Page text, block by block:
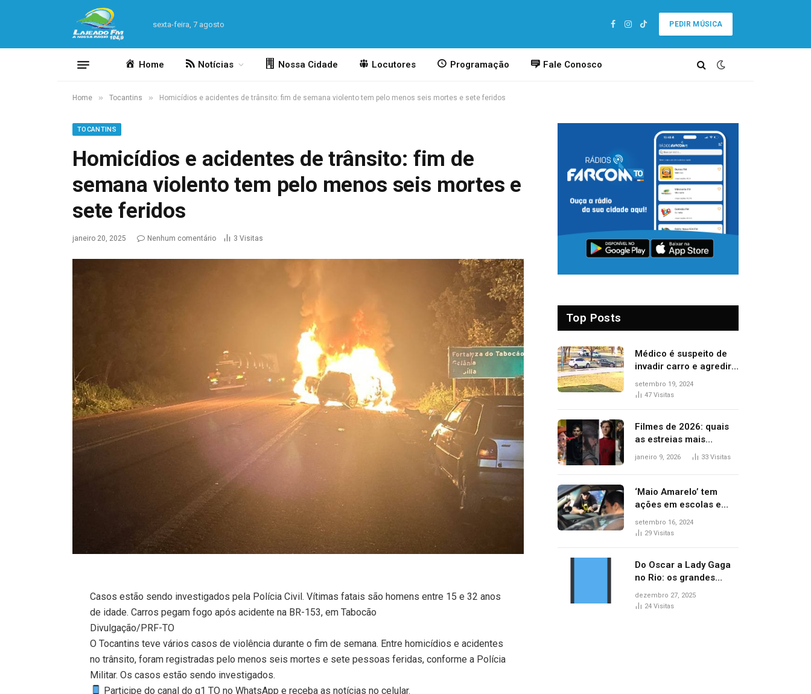
sexta-feira, 7 agosto
Facebook
Instagram
TikTok
PEDIR MÚSICA
Home Notícias Nossa Cidade Locutores Programação Fale Conosco
Home » Tocantins » Homicídios e acidentes de trânsito: fim de semana violento tem pelo menos seis mortes e sete feridos
TOCANTINS
Homicídios e acidentes de trânsito: fim de
semana violento tem pelo menos seis mortes e
sete feridos
janeiro 20, 2025 Nenhum comentário 3 Visitas
Casos estão sendo investigados pela Polícia Civil. Vítimas fatais são homens entre 15 e 32 anos
de idade. Carros pegam fogo após acidente na BR-153, em Tabocão
Divulgação/PRF-TO
O Tocantins teve vários casos de violência durante o fim de semana. Entre homicídios e acidentes
no trânsito, foram registradas pelo menos seis mortes e sete pessoas feridas, conforme a Polícia
Militar. Os casos estão sendo investigados.
Participe do canal do g1 TO no WhatsApp e receba as notícias no celular.
Top Posts
Médico é suspeito de
invadir carro e agredir
delegado aposentado
durante confusão no
setembro 19, 2024
47 Visitas
Filmes de 2026: quais
as estreias mais
aguardadas do ano?
janeiro 9, 2026 33 Visitas
‘Maio Amarelo’ tem
ações em escolas e
ruas para prevenir
acidentes no trânsito
setembro 16, 2024
29 Visitas
Do Oscar a Lady Gaga
no Rio: os grandes
marcos da cultura em
2025
dezembro 27, 2025
24 Visitas